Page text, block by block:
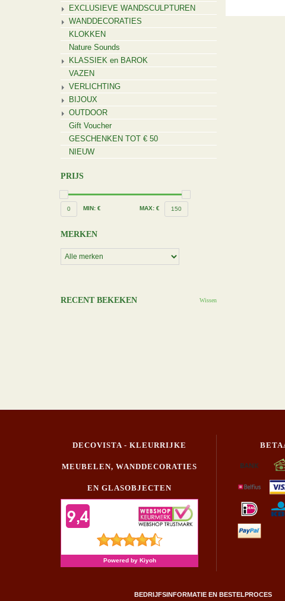
EXCLUSIEVE WANDSCULPTUREN
WANDDECORATIES
KLOKKEN
Nature Sounds
KLASSIEK en BAROK
VAZEN
VERLICHTING
BIJOUX
OUTDOOR
Gift Voucher
GESCHENKEN TOT € 50
NIEUW
PRIJS
0 MIN: € MAX: € 150
MERKEN
RECENT BEKEKEN Wissen
DECOVISTA - KLEURRIJKE
MEUBELEN, WANDDECORATIES
EN GLASOBJECTEN
BEDRIJFSINFORMATIE EN BESTELPROCES